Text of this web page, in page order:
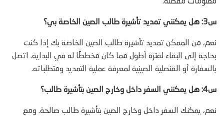
معلومات مفصلة.
س3: هل يمكنني تمديد تأشيرة طالب الصين الخاصة بي؟
نعم، من الممكن تمديد تأشيرة طالب الصين الخاصة بك إذا كنت
بحاجة إلى البقاء لفترة أطول مما كان مخططًا له في البداية. اتصل
بالسفارة أو القنصلية الصينية لمعرفة عملية التمديد ومتطلباته.
س4: هل يمكنني السفر داخل وخارج الصين بتأشيرة طالب؟
نعم، يمكنك السفر داخل وخارج الصين بتأشيرة طالب صالحة. ومع